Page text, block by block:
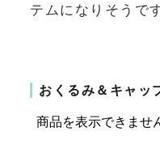
テムになりそうで
おくるみ＆キャッ